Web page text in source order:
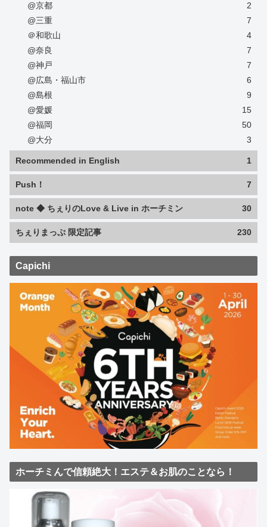
@京都
2
@三重
7
＠和歌山
4
@奈良
7
@神戸
7
@広島・福山市
6
@島根
9
@愛媛
15
@福岡
50
@大分
3
Recommended in English 1
Push！ 7
note ◆ ちぇりのLove & Live in ホーチミン 30
ちぇりまっぷ 限定記事 230
Capichi
ホーチミんで信頼絶大！エステ＆お肌のことなら！